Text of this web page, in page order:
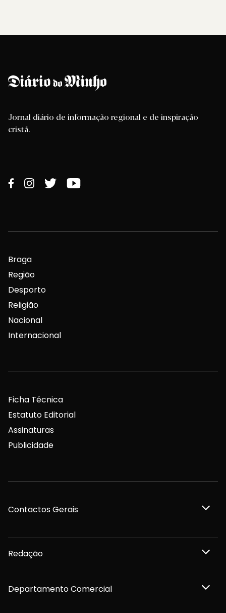
Jornal diário de informação regional e de inspiração
cristã.
Braga
Região
Desporto
Religião
Nacional
Internacional
Ficha Técnica
Estatuto Editorial
Assinaturas
Publicidade
Contactos Gerais
Redação
Departamento Comercial